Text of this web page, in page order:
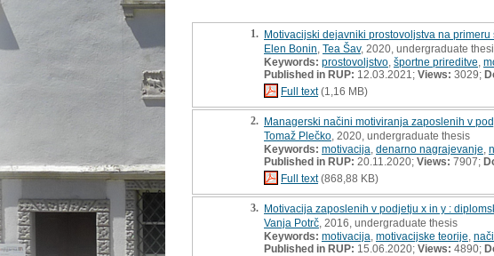
1. Motivacijski dejavniki prostovoljstva na
Elen Bonin Tea Šav, 2020, undergraduate
Keywords: prostovoljstvo športne prireditve
Published in RUP: 12.03.2021; Views: 3029;
Full text(1,16 MB)
2. Managerski načini motiviranja zaposlenih v
Tomaž Plečko , 2020, undergraduate thesis
Keywords: motivacija denarno nagrajevanje
Published in RUP: 20.11.2020; Views: 7907;
Full text(868,88 KB)
3. Motivacija zaposlenih v podjetju x in y :
Vanja Potrč , 2016, undergraduate thesis
Keywords: motivacija motivacijske teorije
Published in RUP: 15.06.2020; Views: 4890;